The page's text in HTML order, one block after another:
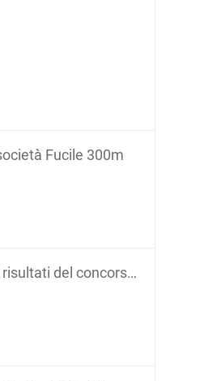
Fucile 300m
del concorso di società